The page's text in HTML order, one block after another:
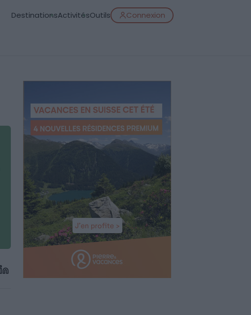
DestinationsActivitésOutils Connexion